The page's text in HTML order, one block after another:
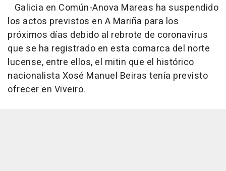
Galicia en Común-Anova Mareas ha suspendido
los actos previstos en A Mariña para los
próximos días debido al rebrote de coronavirus
que se ha registrado en esta comarca del norte
lucense, entre ellos, el mitin que el histórico
nacionalista Xosé Manuel Beiras tenía previsto
ofrecer en Viveiro.